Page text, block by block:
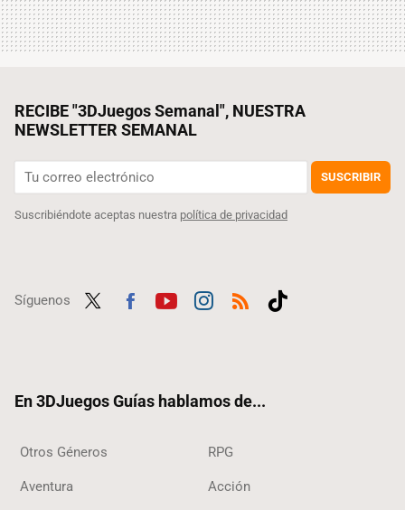
RECIBE "3DJuegos Semanal", NUESTRA
NEWSLETTER SEMANAL
SUSCRIBIR
Suscribiéndote aceptas nuestra política de privacidad
Síguenos
En 3DJuegos Guías hablamos de...
Otros Géneros RPG
Aventura Acción